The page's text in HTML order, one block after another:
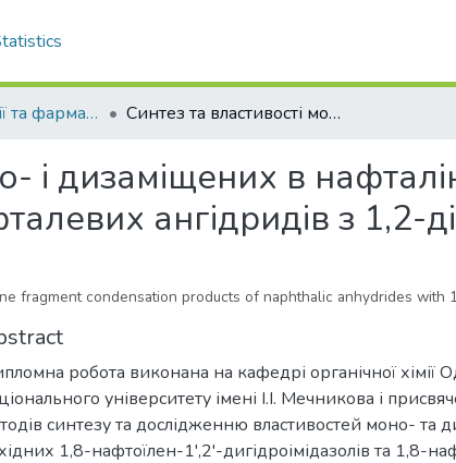
Факультет хімії та фармації Синтез та властивості моно- і дизаміщених в нафталіновому фрагменті продуктів конденсації нафталевих ангідридів з 1,2-діамінами
і дизаміщених в
ангідридів з 1,2-
fragment condensation products of naphthalic anhydrides with
робота виконана на кафедрі органічної хімії
університету імені І.І. Мечникова і
синтезу та дослідженню властивостей моно- та
1,8-нафтоїлен-1',2'-дигідроімідазолів та 1,8-